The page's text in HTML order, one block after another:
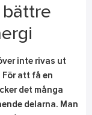
bättre
inte rivas ut
att få en
det många
delarna. Man